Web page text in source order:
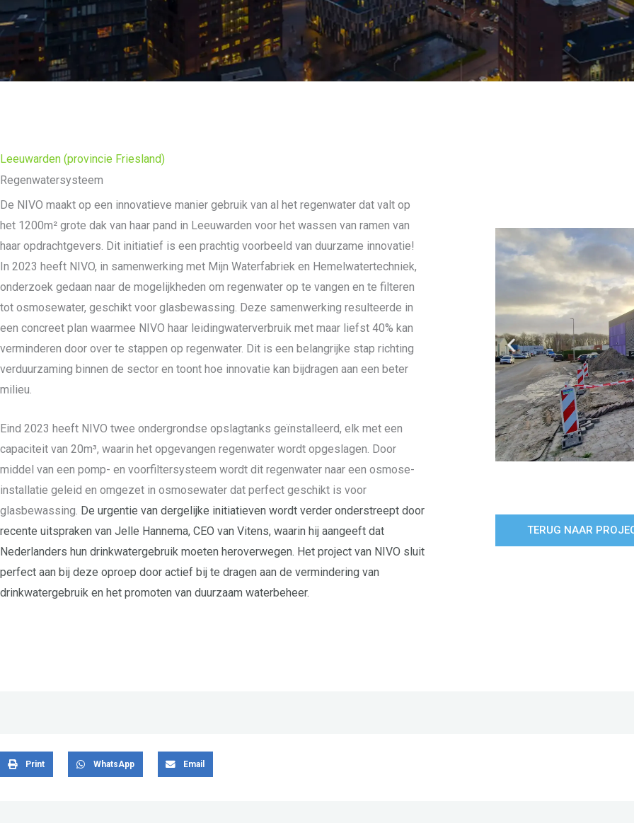
Leeuwarden (provincie Friesland)
Regenwatersysteem
De NIVO maakt op een innovatieve manier gebruik van al het regenwater dat valt op
het 1200m² grote dak van haar pand in Leeuwarden voor het wassen van ramen van
haar opdrachtgevers. Dit initiatief is een prachtig voorbeeld van duurzame innovatie!
In 2023 heeft NIVO, in samenwerking met Mijn Waterfabriek en Hemelwatertechniek,
onderzoek gedaan naar de mogelijkheden om regenwater op te vangen en te filteren
tot osmosewater, geschikt voor glasbewassing. Deze samenwerking resulteerde in
een concreet plan waarmee NIVO haar leidingwaterverbruik met maar liefst 40% kan
verminderen door over te stappen op regenwater. Dit is een belangrijke stap richting
verduurzaming binnen de sector en toont hoe innovatie kan bijdragen aan een beter
milieu.
Eind 2023 heeft NIVO twee ondergrondse opslagtanks geïnstalleerd, elk met een
capaciteit van 20m³, waarin het opgevangen regenwater wordt opgeslagen. Door
middel van een pomp- en voorfiltersysteem wordt dit regenwater naar een osmose-
installatie geleid en omgezet in osmosewater dat perfect geschikt is voor
glasbewassing. De urgentie van dergelijke initiatieven wordt verder onderstreept door
recente uitspraken van Jelle Hannema, CEO van Vitens, waarin hij aangeeft dat
Nederlanders hun drinkwatergebruik moeten heroverwegen. Het project van NIVO sluit
perfect aan bij deze oproep door actief bij te dragen aan de vermindering van
drinkwatergebruik en het promoten van duurzaam waterbeheer.
TERUG NAAR
Print WhatsApp Email